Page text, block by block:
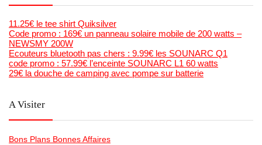
11.25€ le tee shirt Quiksilver
Code promo : 169€ un panneau solaire mobile de 200 watts –
NEWSMY 200W
Ecouteurs bluetooth pas chers : 9.99€ les SOUNARC Q1
code promo : 57.99€ l’enceinte SOUNARC L1 60 watts
29€ la douche de camping avec pompe sur batterie
A Visiter
Bons Plans Bonnes Affaires